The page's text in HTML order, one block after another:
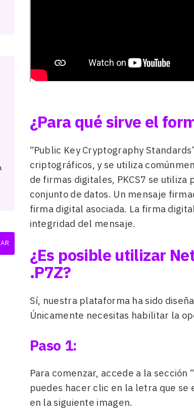
¿Para qué sirve el
“Public Key Cryptography
criptográficos, y se utiliza
de firmas digitales, PKCS7 se
conjunto de datos. Un mensaje
firma digital asociada. La firma
integridad del mensaje.
¿Es posible utilizar
.P7Z?
Sí, nuestra plataforma ha sido
Únicamente necesitas habilitar la
Paso 1:
Para comenzar, accede a la sección “
puedes hacer clic en la letra que
en la siguiente imagen.